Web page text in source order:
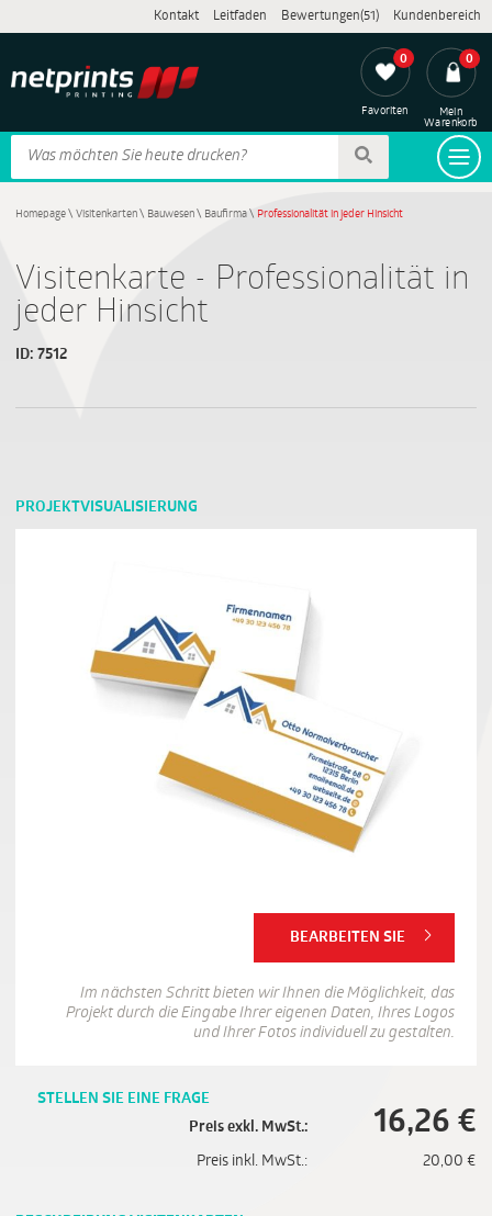
Kontakt Leitfaden Bewertungen(51) Kundenbereich
0
Favoriten
0
Mein
Warenkorb
Homepage\ Visitenkarten\ Bauwesen\ Baufirma\ Professionalität in jeder Hinsicht
Visitenkarte - Professionalität in
jeder Hinsicht
ID: 7512
PROJEKTVISUALISIERUNG
BEARBEITEN SIE
Im nächsten Schritt bieten wir Ihnen die Möglichkeit, das
Projekt durch die Eingabe Ihrer eigenen Daten, Ihres Logos
und Ihrer Fotos individuell zu gestalten.
STELLEN SIE EINE FRAGE
Preis exkl. MwSt.:
16,26 €
Preis inkl. MwSt.: 20,00 €